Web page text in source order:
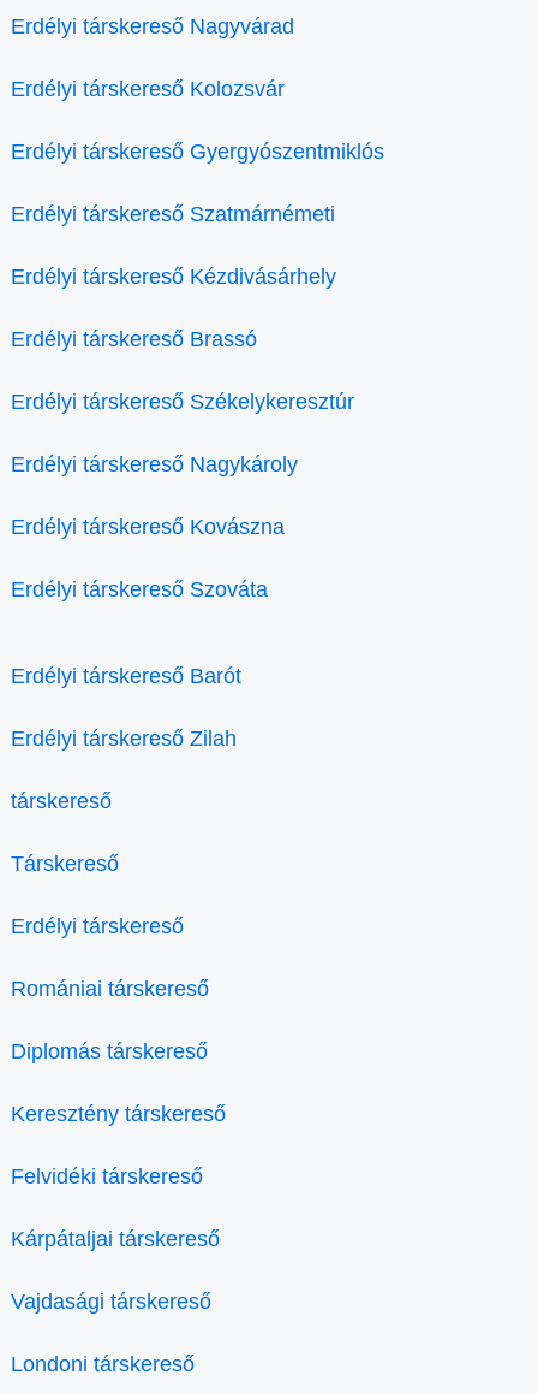
Erdélyi társkereső Nagyvárad
Erdélyi társkereső Kolozsvár
Erdélyi társkereső Gyergyószentmiklós
Erdélyi társkereső Szatmárnémeti
Erdélyi társkereső Kézdivásárhely
Erdélyi társkereső Brassó
Erdélyi társkereső Székelykeresztúr
Erdélyi társkereső Nagykároly
Erdélyi társkereső Kovászna
Erdélyi társkereső Szováta
Erdélyi társkereső Barót
Erdélyi társkereső Zilah
társkereső
Társkereső
Erdélyi társkereső
Romániai társkereső
Diplomás társkereső
Keresztény társkereső
Felvidéki társkereső
Kárpátaljai társkereső
Vajdasági társkereső
Londoni társkereső